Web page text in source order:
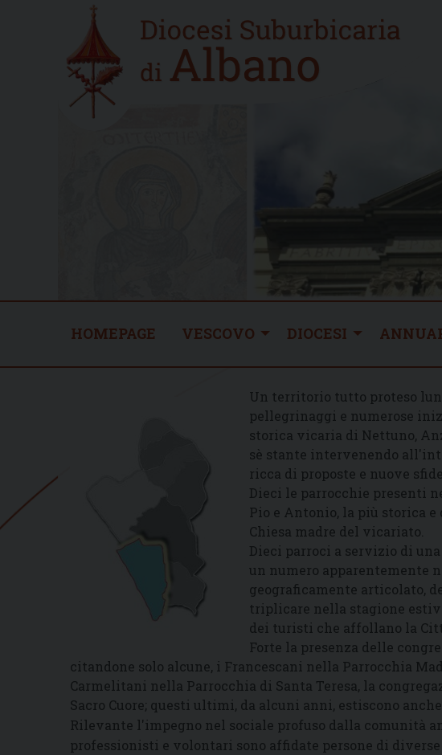
Home
new
HOMEPAGE VESCOVO DIOCESI
Un territorio tutto proteso
pellegrinaggi e numerose
storica vicaria di Nettuno,
sè stante intervenendo
ricca di proposte e nuove sfide.
Dieci le parrocchie presenti
Pio e Antonio, la più storica
Chiesa madre del vicariato.
Dieci parroci a servizio di
un numero apparentemente
geograficamente articolato,
triplicare nella stagione
dei turisti che affollano la
Forte la presenza delle
citandone solo alcune, i Francescani nella Parrocchia
Carmelitani nella Parrocchia di Santa Teresa, la
Sacro Cuore; questi ultimi, da alcuni anni, estiscono
Rilevante l'impegno nel sociale profuso dalla comunità
professionisti e volontari sono affidate persone di